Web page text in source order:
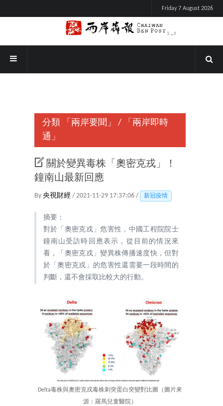
Friday 7 August 2026
分類 「兩岸要聞」 /
「兩岸即時
通」
關於變異毒株「奧密克戎」！
鐘南山最新回應
By 央視財經 / 2021-11-29 17:37:06 / 新冠疫情
摘要：
對於「奧密克戎」危害性，中國工程院院士
鐘南山受訪時回應表示，從目前的情況來
看，「奧密克戎」變異株傳播速度快，但對
於「奧密克戎」的危害性還需要一段時間的
判斷，還不會採取比較大的行動。
Delta毒株與奧密克戎毒株刺突蛋白突變對比圖（圖片來
源：羅馬兒童醫院）